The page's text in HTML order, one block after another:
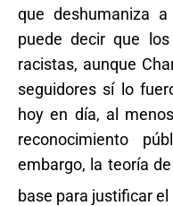
que deshumaniza
puede decir que
racistas, aunque
seguidores sí lo
hoy en día, al
reconocimiento
embargo, la teoría
base para justificar